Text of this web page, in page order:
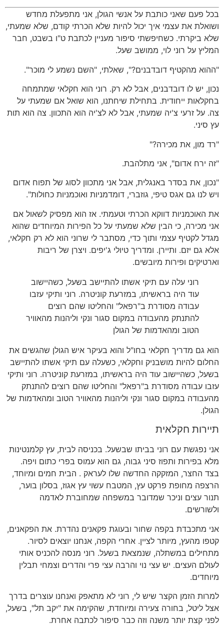
בכל פעם שאני כותבת על אנשי הגולן, אני מתפעלת מחדש
ושואלת את עצמי איך יכול להיות שלא הכרתי קודם, שלא שמעתי,
שלא ביקרתי. כשחיפשתי סיפור מעניין לכתבת ט"ו בשבט, חבר
המליץ על רוני לוי, ממושב שעל.
"ההוא מהקטיף דובדבנים?", שאלתי, "השם נשמע לי מוכר".
נכון, יש לו דובדבנים, אבל לא רק. רוני הוא חקלאי שמתמחה
בחקלאות ייחודית. בתחילת שיחתנו, הוא שואל אם שמעתי על
צה. על זרעי צ'יה שמעתי, אבל לא לצ'יה הוא התכוון. צה הוא תות
עץ סיני.
"רד מון, את מכירה?"
"זה ירח אדום", אני מתלהבת.
"נכון, את בסדר באנגלית, אבל אני מתכוון לסוג של תפוח אדום
ויש לנו גם אגס טיפי, גוזברי, דומדמניות ואוכמניות כחולות".
את האוכמניות דווקא הכרתי וטעמתי. אז הוא מפסיק לשאול אם
אני מכירה, כי הבין שלא שמעתי על כל הפירות המיוחדים שהוא
מגדל לקטיף עצמי ותוך כדי, מסתבר לי שרוני הוא לא רק חקלאי,
אלא גם יזם. ותיירן. ומדריך טיולי ג'יפים. ויצרן של ריבות
וארטיקים ופירות מיובשים.
רוני עלה עם תיקי אשתו להתיישב בשעל, כשהיישוב
עוד היה בראשיתו, במזרעת קוניטרה. רוני ותיקי עזבו
עבודה מסודרת ב"רפאל" והחליטו שהם רוצים
להתנתק מהעבודה במקום סגור ונקי וליהנות מהאוויר
הטוב ומהאדמות של הגולן
הוא גם מדריך חקלאי בחו"ל והוא בעיקר איש הגולן שהגשים את
החלום להיות מושבניק וחקלאי, כשעלה עם תיקי אשתו להתיישב
בשעל, כשהיישוב עוד היה בראשיתו, במזרעת קוניטרה. רוני ותיקי
עזבו עבודה מסודרת ב"רפאל" והחליטו שהם רוצים להתנתק
מהעבודה במקום סגור ונקי וליהנות מהאוויר הטוב ומהאדמות של
הגולן.
תיירות חקלאית
אני נפגשת עם רוני בביתו שבשעל. בכניסה לבית, עץ קלמנטינות
מלא בפירות ותפוז סיני גבוה, גם הוא עמוס בפרי כתום ויפה.
בצד החצר, המזקקה החדשה שלו לעראק . הבית חמים ומיוחד,
הרצפה מחופת פרקט עץ, המטבח עשוי עץ אגוז, בסלון בוער,
תנור עצים וניכר שמדובר במשפחה שמחוברת לאדמה
ולשורשים.
אני מתכבדת בקפה שחור ובעוגת פקאנים נהדרת. את הפקאנים,
קטפו מהעץ, מיותר לציין. אחרי הקפה, אנחנו יוצאים לסיור.
מתחילים במשתלה, שנמצאת בשעל. רוני מנסה להכניס אותי
לעולם העצים. יש עצי נוי והרבה עצי פרי והדרים וצמחי תבלין
מיוחדים.
למרות הזמן הקצר שיש לי, רוני לא מתאפק ואנחנו עוצרים בדרך
אצל ליטל, בחורה צעירה ומיוחדת, שהקימה את "יקב תל", בשעל,
לפני קצת יותר משנה וזה כבר סיפור לכתבה אחרת.